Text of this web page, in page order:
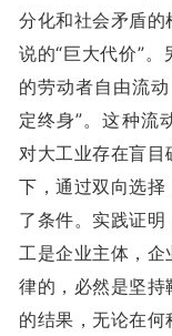
分化和社会矛盾
说的“巨大代价”
的劳动者自由流
定终身”。这种流
对大工业存在盲
下，通过双向选
了条件。实践证
工是企业主体，
律的，必然是坚
的结果，无论在